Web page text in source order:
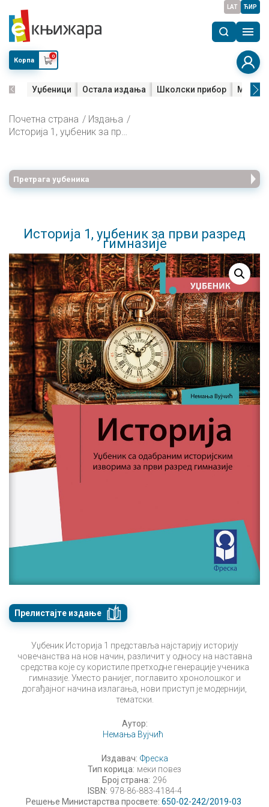
LAT ЋИР
Корпа
0
Уџбеници Остала издања Школски прибор Мала
Почетна страна
Издања
Историја 1, уџбеник за први разред гимназије
Претрага уџбеника
Прелистајте издање
Историја 1, уџбеник за први разред
гимназије
Уџбеник Историја 1 представља најстарију историју
човечанства на нов начин, различит у односу на наставна
средства које су користиле претходне генерације ученика
гимназије. Уместо ранијег, поглавито хронолошког и
догађајног начина излагања, нови приступ је модернији,
тематски.
Аутор:
Немања Вујчић
Издавач: Фреска
Тип корица: меки повез
Број страна: 296
ISBN: 978-86-883-4184-4
Решење Министарства просвете: 650-02-242/2019-03